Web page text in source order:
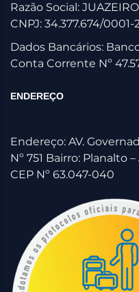
Razão Social:
CNPJ: 34.377.674/0001-
Dados Bancários:
Conta Corrente Nº
ENDEREÇO
Endereço: AV.
Nº 751 Bairro: Planalto
CEP Nº 63.047-040